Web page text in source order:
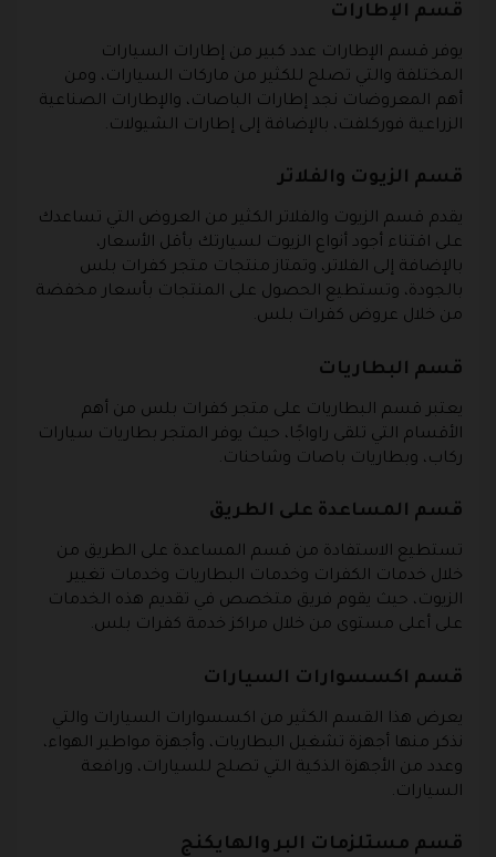
قسم الإطارات
يوفر قسم الإطارات عدد كبير من إطارات السيارات
المختلفة والتي تصلح للكثير من ماركات السيارات، ومن
أهم المعروضات نجد إطارات الباصات، والإطارات الصناعية
الزراعية فوركلفت، بالإضافة إلى إطارات الشيولات.
قسم الزيوت والفلاتر
يقدم قسم الزيوت والفلاتر الكثير من العروض التي تساعدك
على اقتناء أجود أنواع الزيوت لسيارتك بأقل الأسعار،
بالإضافة إلى الفلاتر، وتمتاز منتجات متجر كفرات بلس
بالجودة، وتستطيع الحصول على المنتجات بأسعار مخفضة
من خلال عروض كفرات بلس.
قسم البطاريات
يعتبر قسم البطاريات على متجر كفرات بلس من أهم
الأقسام التي تلقى راواجًا، حيث يوفر المتجر بطاريات سيارات
ركاب، وبطاريات باصات وشاحنات.
قسم المساعدة على الطريق
تستطيع الاستفادة من قسم المساعدة على الطريق من
خلال خدمات الكفرات وخدمات البطاريات وخدمات تغيير
الزيوت، حيث يقوم فريق متخصص في تقديم هذه الخدمات
على أعلى مستوى من خلال مراكز خدمة كفرات بلس.
قسم اكسسوارات السيارات
يعرض هذا القسم الكثير من اكسسوارات السيارات والتي
نذكر منها أجهزة تشغيل البطاريات، وأجهزة مواطير الهواء،
وعدد من الأجهزة الذكية التي تصلح للسيارات، ورافعة
السيارات.
قسم مستلزمات البر والهايكنج